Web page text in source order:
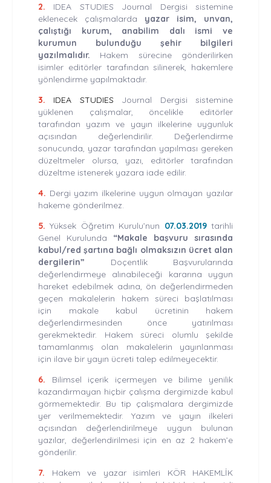
2. IDEA STUDIES Journal Dergisi sistemine
eklenecek çalışmalarda yazar isim, unvan,
çalıştığı kurum, anabilim dalı ismi ve
kurumun bulunduğu şehir bilgileri
yazılmalıdır. Hakem sürecine gönderilirken
isimler editörler tarafından silinerek, hakemlere
yönlendirme yapılmaktadır.
3.
IDEA STUDIES
Journal Dergisi sistemine
yüklenen çalışmalar, öncelikle editörler
tarafından yazım ve yayın ilkelerine uygunluk
açısından değerlendirilir. Değerlendirme
sonucunda, yazar tarafından yapılması gereken
düzeltmeler olursa, yazı, editörler tarafından
düzeltme istenerek yazara iade edilir.
4. Dergi yazım ilkelerine uygun olmayan yazılar
hakeme gönderilmez.
5. Yüksek Öğretim Kurulu’nun 07.03.2019tarihli
Genel Kurulunda “Makale başvuru sırasında
kabul/red şartına bağlı olmaksızın ücret alan
dergilerin” Doçentlik Başvurularında
değerlendirmeye alınabileceği kararına uygun
hareket edebilmek adına, ön değerlendirmeden
geçen makalelerin hakem süreci başlatılması
için makale kabul ücretinin hakem
değerlendirmesinden önce yatırılması
gerekmektedir. Hakem süreci olumlu şekilde
tamamlanmış olan makalelerin yayınlanması
için ilave bir yayın ücreti talep edilmeyecektir.
6. Bilimsel içerik içermeyen ve bilime yenilik
kazandırmayan hiçbir çalışma dergimizde kabul
görmemektedir. Bu tip çalışmalara dergimizde
yer verilmemektedir. Yazım ve yayın ilkeleri
açısından değerlendirilmeye uygun bulunan
yazılar, değerlendirilmesi için en az 2 hakem’e
gönderilir.
7.
Hakem ve yazar isimleri KÖR HAKEMLİK